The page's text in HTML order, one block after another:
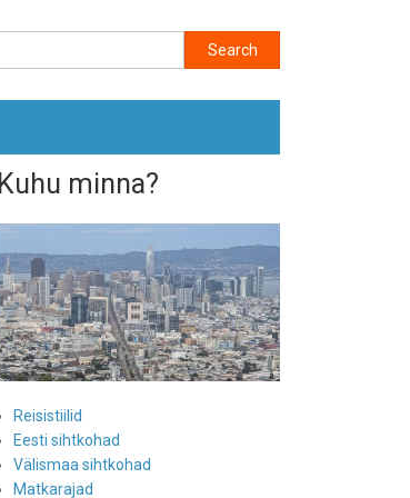
Kuhu minna?
Reisistiilid
Eesti sihtkohad
Välismaa sihtkohad
Matkarajad